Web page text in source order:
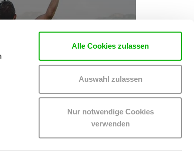
Alle Cookies zulassen
Auswahl zulassen
Nur notwendige Cookies
verwenden